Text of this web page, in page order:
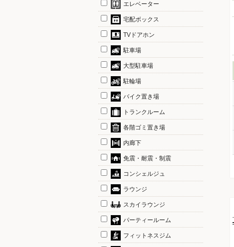
エレベーター
宅配ボックス
TVドアホン
駐車場
大型駐車場
駐輪場
バイク置き場
トランクルーム
各階ゴミ置き場
内廊下
免震・耐震・制震
コンシェルジュ
ラウンジ
スカイラウンジ
パーティールーム
フィットネスジム